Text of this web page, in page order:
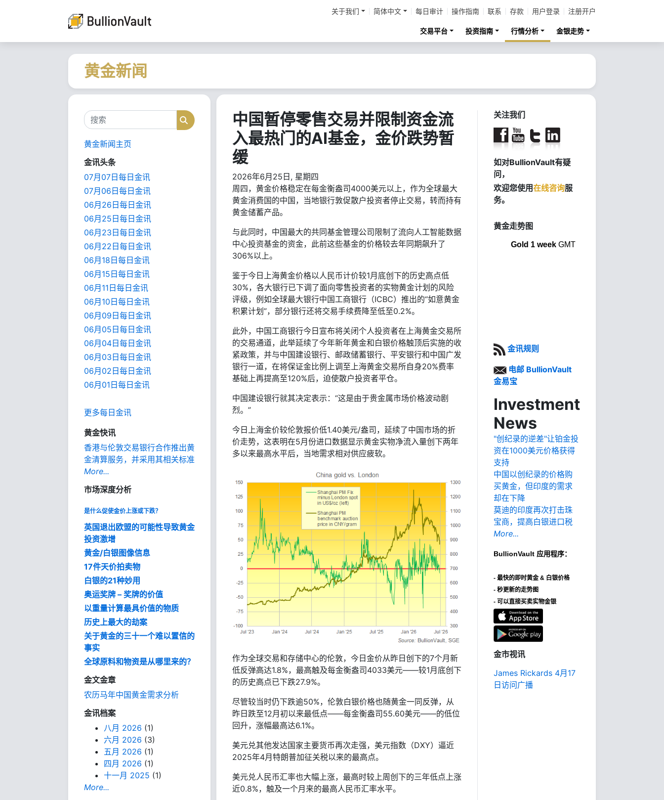
关于我们 简体中文 每日审计 操作指南 联系 存款 用户登录 注册开户
交易平台 投资指南 行情分析 金银走势
黄金新闻
搜索 搜索
黄金新闻主页
金讯头条
07月07日每日金讯
07月06日每日金讯
06月26日每日金讯
06月25日每日金讯
06月23日每日金讯
06月22日每日金讯
06月18日每日金讯
06月15日每日金讯
06月11日每日金讯
06月10日每日金讯
06月09日每日金讯
06月05日每日金讯
06月04日每日金讯
06月03日每日金讯
06月02日每日金讯
06月01日每日金讯
更多每日金讯
黄金快讯
香港与伦敦交易银行合作推出黄
金清算服务，并采用其相关标准
More...
市场深度分析
是什么促使金价上涨或下跌？
英国退出欧盟的可能性导致黄金
投资激增
黄金/白银图像信息
17件天价拍卖物
白银的21种妙用
奥运奖牌 – 奖牌的价值
以重量计算最具价值的物质
历史上最大的劫案
关于黄金的三十一个难以置信的
事实
全球原料和物资是从哪里来的？
金文金章
农历马年中国黄金需求分析
金讯档案
八月 2026 (1)
六月 2026 (3)
五月 2026 (1)
四月 2026 (1)
十一月 2025 (1)
More...
中国暂停零售交易并限制资金流
入最热门的AI基金，金价跌势暂
缓
2026年6月25日, 星期四
周四，黄金价格稳定在每金衡盎司4000美元以上，作为全球最大
黄金消费国的中国，当地银行敦促散户投资者停止交易，转而持有
黄金储蓄产品。
与此同时，中国最大的共同基金管理公司限制了流向人工智能数据
中心投资基金的资金，此前这些基金的价格较去年同期飙升了
306%以上。
鉴于今日上海黄金价格以人民币计价较1月底创下的历史高点低
30%，各大银行已下调了面向零售投资者的实物黄金计划的风险
评级，例如全球最大银行中国工商银行（ICBC）推出的“如意黄金
积累计划”，部分银行还将交易手续费降至低至0.2%。
此外，中国工商银行今日宣布将关闭个人投资者在上海黄金交易所
的交易通道，此举延续了今年新年黄金和白银价格触顶后实施的收
紧政策，并与中国建设银行、邮政储蓄银行、平安银行和中国广发
银行一道，在将保证金比例上调至上海黄金交易所自身20%费率
基础上再提高至120%后，迫使散户投资者平仓。
中国建设银行就其决定表示：“这是由于贵金属市场价格波动剧
烈。”
今日上海金价较伦敦报价低1.40美元/盎司，延续了中国市场的折
价走势，这表明在5月份进口数据显示黄金实物净流入量创下两年
多以来最高水平后，当地需求相对供应疲软。
作为全球交易和存储中心的伦敦，今日金价从昨日创下的7个月新
低反弹高达1.8%，最高触及每金衡盎司4033美元——较1月底创下
的历史高点已下跌27.9%。
尽管较当时仍下跌逾50%，伦敦白银价格也随黄金一同反弹，从
昨日跌至12月初以来最低点——每金衡盎司55.60美元——的低位
回升，涨幅最高达6.1%。
美元兑其他发达国家主要货币再次走强，美元指数（DXY）逼近
2025年4月特朗普加征关税以来的最高点。
美元兑人民币汇率也大幅上涨，最高时较上周创下的三年低点上涨
近0.8%，触及一个月来的最高人民币汇率水平。
关注我们
如对BullionVault有疑
问，
欢迎您使用在线咨询服
务。
黄金走势图
Gold 1 weekGMT
金讯规则
电邮 BullionVault
金易宝
Investment
News
"创纪录的逆差"让铂金投
资在1000美元价格获得
支持
中国以创纪录的价格购
买黄金，但印度的需求
却在下降
莫迪的印度再次打击珠
宝商，提高白银进口税
More...
BullionVault 应用程序：
- 最快的即时黄金 & 白银价格
- 秒更新的走势图
- 可以直接买卖实物金银
金市视讯
James Rickards 4月17
日访问广播